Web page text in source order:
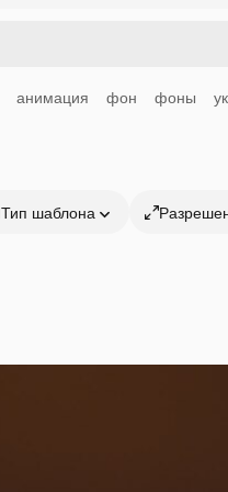
анимация фон фоны
Тип шаблона